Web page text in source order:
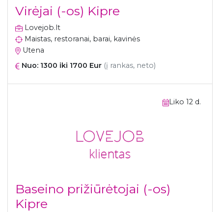
Virėjai (-os) Kipre
Lovejob.lt
Maistas, restoranai, barai, kavinės
Utena
Nuo: 1300 iki 1700 Eur (į rankas, neto)
Liko 12 d.
Baseino prižiūrėtojai (-os)
Kipre